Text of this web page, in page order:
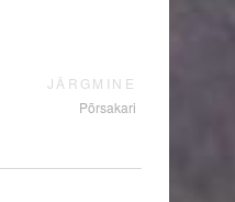
JÄRGMINE
Põrsakari